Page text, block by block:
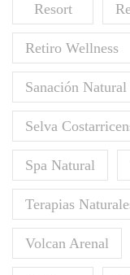
Resort
Retiro Wellness
Sanación Natural
Selva
Spa Natural
Terapias
Volcan Arenal